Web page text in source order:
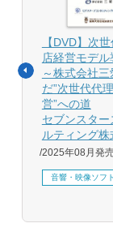
【DVD】次
店経営モデル
～株式会社
だ”次世代代
営”への道
セブンスター
ルティング株
2025年08月発
音響・映像ソフト